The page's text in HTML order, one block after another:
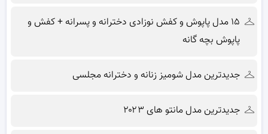
۱۵ مدل پاپوش و کفش نوزادی دخترانه و پسرانه + کفش و
پاپوش بچه گانه
جدیدترین مدل شومیز زنانه و دخترانه مجلسی
جدیدترین مدل مانتو های ۲۰۲۳